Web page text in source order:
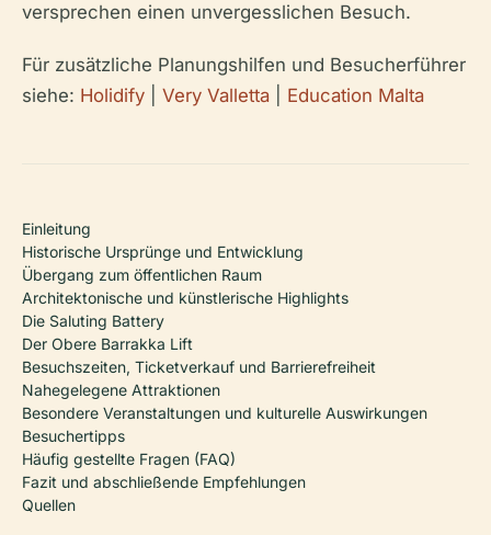
versprechen einen unvergesslichen Besuch.
Für zusätzliche Planungshilfen und Besucherführer
siehe: Holidify Very Valletta Education Malta
Einleitung
Historische Ursprünge und Entwicklung
Übergang zum öffentlichen Raum
Architektonische und künstlerische Highlights
Die Saluting Battery
Der Obere Barrakka Lift
Besuchszeiten, Ticketverkauf und Barrierefreiheit
Nahegelegene Attraktionen
Besondere Veranstaltungen und kulturelle Auswirkungen
Besuchertipps
Häufig gestellte Fragen (FAQ)
Fazit und abschließende Empfehlungen
Quellen